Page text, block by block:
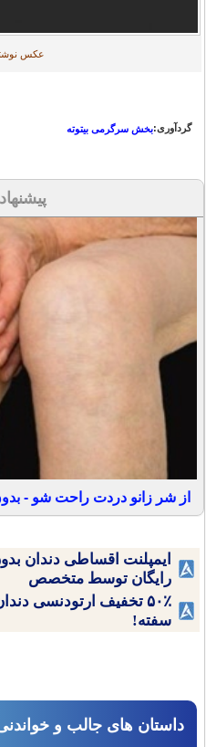
عکس
گردآوری:بخش سرگرمی بیتوته
از شر زانو دردت راحت شو -
ایمپلنت اقساطی دندان
رایگان توسط متخصص
۵۰٪ تخفیف ارتودنسی
سفته!
داستان های جالب و